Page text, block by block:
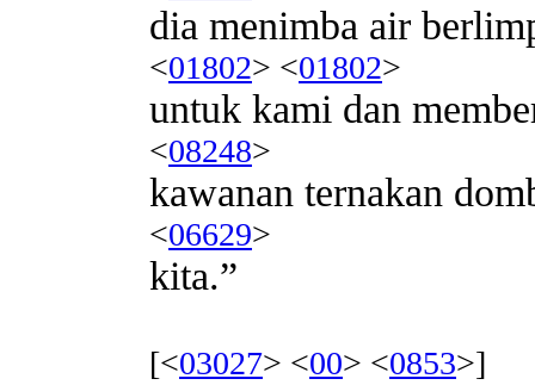
dia menimba air
<01802> <01802>
untuk kami dan
<08248>
kawanan ternakan
<06629>
kita.”
[<03027> <00> <0853>]